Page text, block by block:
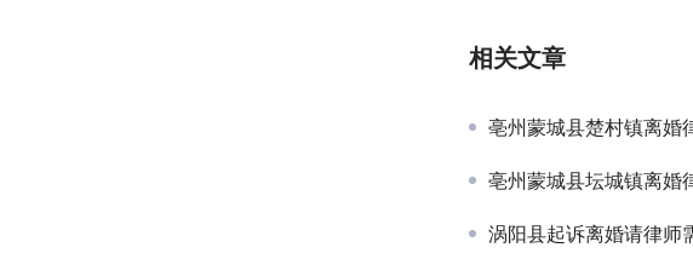
相关文章
亳州蒙城县楚村镇离婚
亳州蒙城县坛城镇离婚
涡阳县起诉离婚请律师